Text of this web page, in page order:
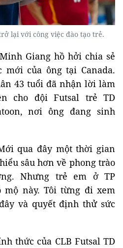
lại với công việc đào tạo trẻ.
Giang hồ hởi chia sẻ
của ông tại Canada.
43 tuổi đã nhận lời làm
cho đội Futsal trẻ TD
nơi ông đang sinh
qua đây một thời gian
sâu hơn về phong trào
Nhưng trẻ em ở TP
mộ này. Tôi từng đi xem
và quyết định thử sức
thức của CLB Futsal TD